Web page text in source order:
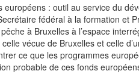
européens : outil au service du
fédéral à la formation et
à Bruxelles à l’espace
vécue de Bruxelles et celle
ce que les programmes
probable de ces fonds